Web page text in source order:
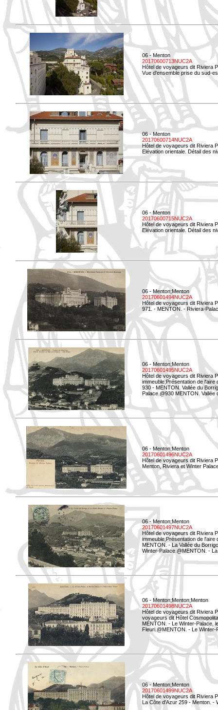
06 - Menton
20170600713NUC2A
Hôtel de voyageurs dit Riviera
Vue d'ensemble prise du sud-
06 - Menton
20170600714NUC2A
Hôtel de voyageurs dit Riviera
Elévation orientale. Détail des
06 - Menton
20170600715NUC2A
Hôtel de voyageurs dit Riviera
Elévation orientale. Détail des
06 - Menton;Menton
20170601494NUC2A
Hôtel de voyageurs dit Riviera
971. - MENTON. - Riviera-
06 - Menton;Menton
20170601495NUC2A
Hôtel de voyageurs dit Riviera
immeuble;Présentation de l'aire
930 - MENTON. Vallée du
Palace.@930 MENTON.
06 - Menton;Menton
20170601496NUC2A
Hôtel de voyageurs dit Riviera
Menton, Riviera et Winter
06 - Menton;Menton
20170601497NUC2A
Hôtel de voyageurs dit Riviera
immeuble;Présentation de l'aire
MENTON. - La Vallée du
Winter-Palace.@MENTON. -
06 - Menton;Menton;Menton
20170601498NUC2A
Hôtel de voyageurs dit Riviera
voyageurs dit Hôtel
MENTON. - Le Winter-Palace,
Fleuri.@MENTON. - Le
06 - Menton;Menton
20170601499NUC2A
Hôtel de voyageurs dit Riviera
La Côte d'Azur 259 - Menton. -